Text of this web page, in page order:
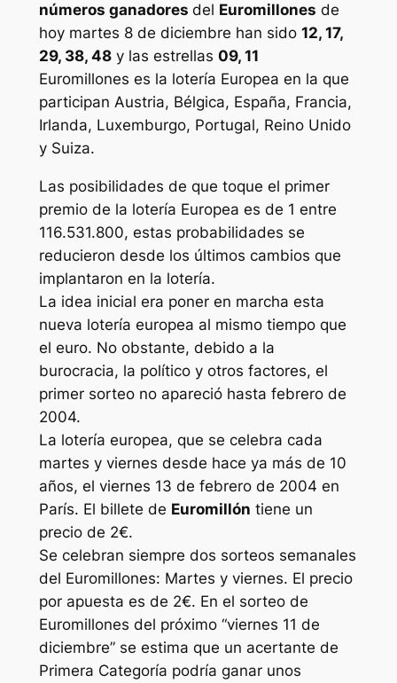
números ganadores del Euromillones de
hoy martes 8 de diciembre han sido 12, 17,
29, 38, 48y las estrellas 09, 11
Euromillones es la lotería Europea en la que
participan Austria, Bélgica, España, Francia,
Irlanda, Luxemburgo, Portugal, Reino Unido
y Suiza.
Las posibilidades de que toque el primer
premio de la lotería Europea es de 1 entre
116.531.800, estas probabilidades se
reducieron desde los últimos cambios que
implantaron en la lotería.
La idea inicial era poner en marcha esta
nueva lotería europea al mismo tiempo que
el euro. No obstante, debido a la
burocracia, la político y otros factores, el
primer sorteo no apareció hasta febrero de
2004.
La lotería europea, que se celebra cada
martes y viernes desde hace ya más de 10
años, el viernes 13 de febrero de 2004 en
París. El billete de Euromillón tiene un
precio de 2€.
Se celebran siempre dos sorteos semanales
del Euromillones: Martes y viernes. El precio
por apuesta es de 2€. En el sorteo de
Euromillones del próximo “viernes 11 de
diciembre” se estima que un acertante de
Primera Categoría podría ganar unos